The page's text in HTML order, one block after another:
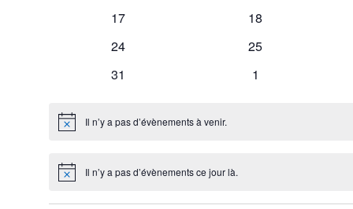
0
17
0
18
0
24
0
25
0
31
0
1
Notice Il n’y a pas d’évènements à venir.
Notice Il n’y a pas d’évènements ce jour là.